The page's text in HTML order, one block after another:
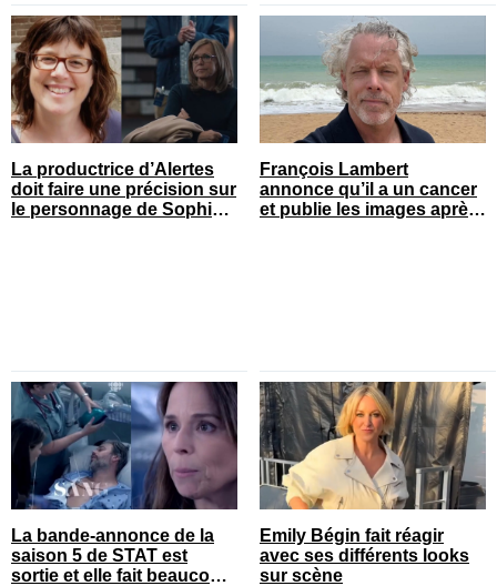
La productrice d’Alertes
doit faire une précision sur
le personnage de Sophie
François Lambert
annonce qu’il a un cancer
et publie les images après
La bande-annonce de la
saison 5 de STAT est
sortie et elle fait beaucoup
Emily Bégin fait réagir
avec ses différents looks
sur scène